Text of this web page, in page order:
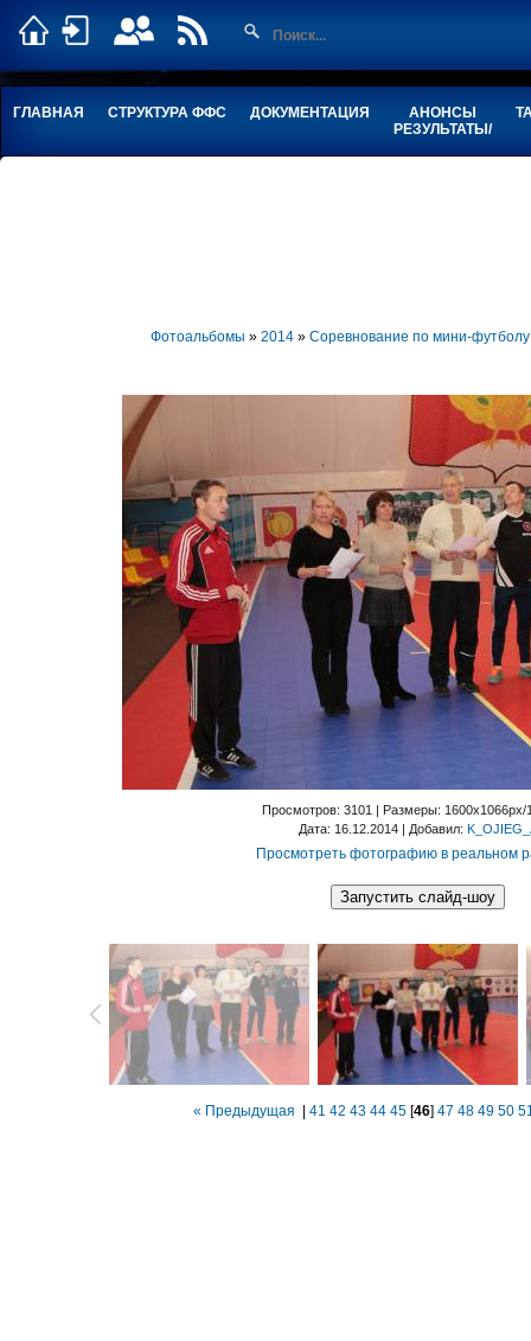
ГЛАВНАЯ СТРУКТУРА ФФС ДОКУМЕНТАЦИЯ
АНОНСЫ
РЕЗУЛЬТАТЫ/
Фотоальбомы » 2014» Соревнование по мини-
Просмотров: 3101 | Размеры: 1600x1066px/
Дата: 16.12.2014 | Добавил:
Просмотреть фотографию в реальном
« Предыдущая 41 42 43 44 45 [46] 47 48 49 50